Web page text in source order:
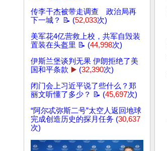
传李干杰被带走调查 政治局再
下一城？ 📝 (52,033次)
美军花4亿营救上校，共军自毁装
置装在头盔里 📝 (44,998次)
伊斯兰堡谈判无果 伊朗拒绝了美
国和平条款 ▶️ (32,390次)
闭门会上习近平说了些什么？郑
丽文听懂了多少？ 📝 (45,697次)
“阿尔忒弥斯二号”太空人返回地球
完成创造历史的探月任务 (30,637
次)